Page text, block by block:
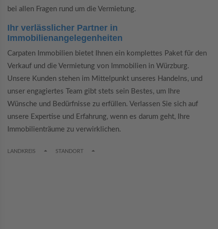
bei allen Fragen rund um die Vermietung.
Ihr verlässlicher Partner in
Immobilienangelegenheiten
Carpaten Immobilien bietet Ihnen ein komplettes Paket für den
Verkauf und die Vermietung von Immobilien in Würzburg.
Unsere Kunden stehen im Mittelpunkt unseres Handelns, und
unser engagiertes Team gibt stets sein Bestes, um Ihre
Wünsche und Bedürfnisse zu erfüllen. Verlassen Sie sich auf
unsere Expertise und Erfahrung, wenn es darum geht, Ihre
Immobilienträume zu verwirklichen.
LANDKREIS TOGGLE DROPDOWN
STANDORT TOGGLE DROPDOWN